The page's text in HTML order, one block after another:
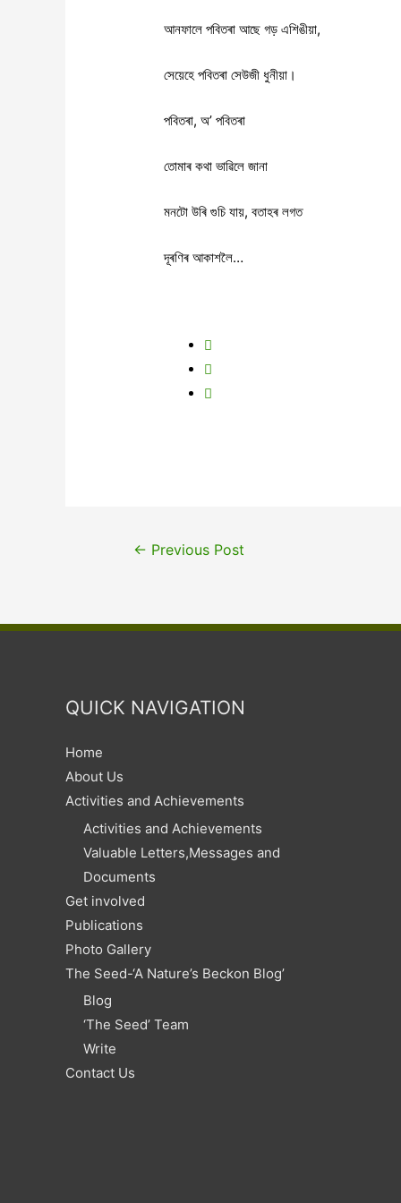
আনফালে পবিতৰা আছে গড় এশিঙীয়া,
সেয়েহে পবিতৰা সেউজী ধুনীয়া।
পবিতৰা, অ’ পবিতৰা
তোমাৰ কথা ভাৱিলে জানা
মনটো উৰি গুচি যায়, বতাহৰ লগত
দূৰণিৰ আকাশলৈ…
← Previous Post
QUICK NAVIGATION
Home
About Us
Activities and Achievements
Activities and Achievements
Valuable Letters,Messages and
Documents
Get involved
Publications
Photo Gallery
The Seed-‘A Nature’s Beckon Blog’
Blog
‘The Seed’ Team
Write
Contact Us